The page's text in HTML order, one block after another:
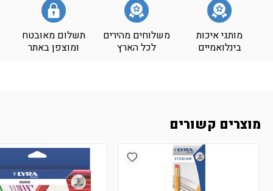
מותגי איכות
בינלואמיים
משלוחים מהירים
לכל הארץ
תשלום מאובטח
ומוצפן באתר
מוצרים קשורים
Add wishlist